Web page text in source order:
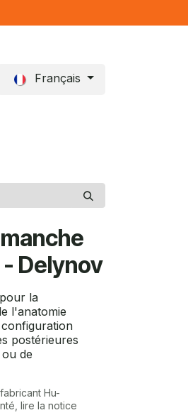
Français
- Delynov
la
l'anatomie
postérieures
de
Hu-
lire la notice